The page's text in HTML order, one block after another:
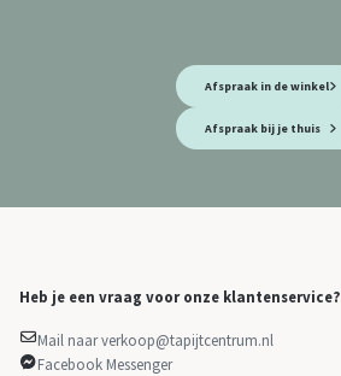
Afspraak in de winkel
Afspraak bij je thuis
Heb je een vraag voor onze klantenservice?
Mail naar verkoop@tapijtcentrum.nl
Facebook Messenger